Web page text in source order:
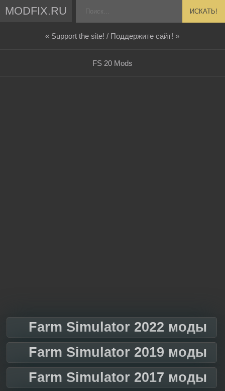
MODFIX.RU ИСКАТЬ!
« Support the site! / Поддержите сайт! »
FS 20 Mods
Farm Simulator 2022 моды
Farm Simulator 2019 моды
Farm Simulator 2017 моды